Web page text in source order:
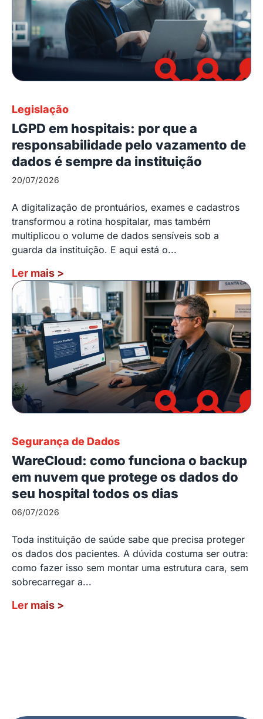
Legislação
LGPD em hospitais: por que a
responsabilidade pelo vazamento de
dados é sempre da instituição
20/07/2026
A digitalização de prontuários, exames e cadastros
transformou a rotina hospitalar, mas também
multiplicou o volume de dados sensíveis sob a
guarda da instituição. E aqui está o...
Ler mais >
Segurança de Dados
WareCloud: como funciona o backup
em nuvem que protege os dados do
seu hospital todos os dias
06/07/2026
Toda instituição de saúde sabe que precisa proteger
os dados dos pacientes. A dúvida costuma ser outra:
como fazer isso sem montar uma estrutura cara, sem
sobrecarregar a...
Ler mais >